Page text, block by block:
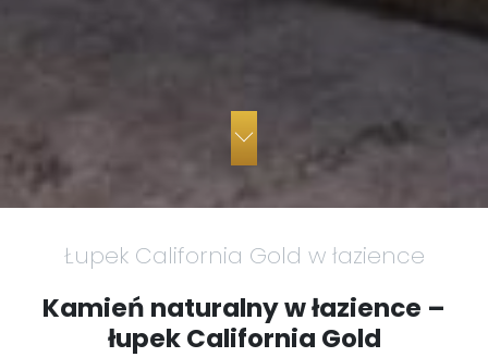
Łupek California Gold w łazience
Kamień naturalny w łazience –
łupek California Gold